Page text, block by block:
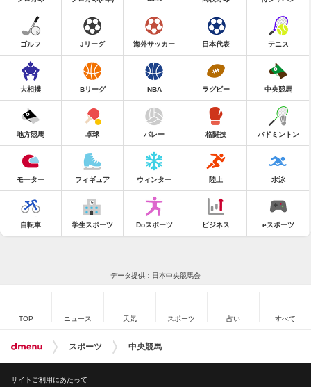
ゴルフ Jリーグ 海外サッカー 日本代表 テニス
大相撲 Bリーグ NBA ラグビー 中央競馬
地方競馬 卓球 バレー 格闘技 バドミントン
モーター フィギュア ウィンター 陸上 水泳
自転車 学生スポーツ Doスポーツ ビジネス eスポーツ
データ提供：日本中央競馬会
TOP ニュース 天気 スポーツ 占い すべて
スポーツ 中央競馬
サイトご利用にあたって